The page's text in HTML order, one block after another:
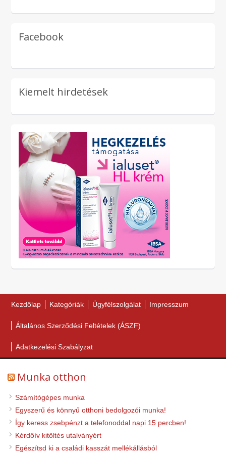
Facebook
Kiemelt hirdetések
Kezdőlap Kategóriák Ügyfélszolgálat Impresszum
Általános Szerződési Feltételek (ÁSZF)
Adatkezelési Szabályzat
Munka otthon
Számítógépes munka
Egyszerű és könnyű otthoni bedolgozói munka!
Így keress zsebpénzt a telefonoddal napi 15 percben!
Kérdőív kitöltés utalványért
Egészítsd ki a családi kasszát mellékállásból